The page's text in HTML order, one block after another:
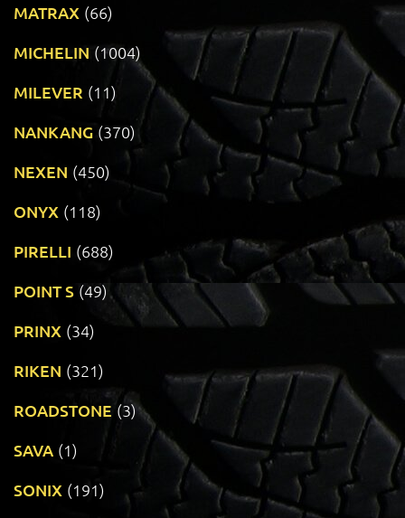
MATRAX (66)
MICHELIN (1004)
MILEVER (11)
NANKANG (370)
NEXEN (450)
ONYX (118)
PIRELLI (688)
POINT S (49)
PRINX (34)
RIKEN (321)
ROADSTONE (3)
SAVA (1)
SONIX (191)